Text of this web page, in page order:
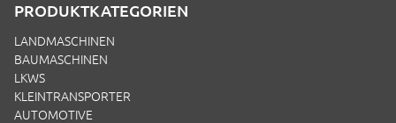
PRODUKTKATEGORIEN
LANDMASCHINEN
BAUMASCHINEN
LKWS
KLEINTRANSPORTER
AUTOMOTIVE